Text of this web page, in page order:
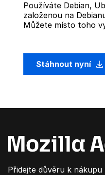
Používáte Debian,
založenou na
Můžete místo toho
Stáhnout nyní
Přidejte důvěru k nákupu